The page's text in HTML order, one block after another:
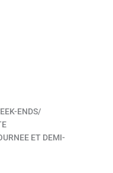
ENDS/
ET DEMI-